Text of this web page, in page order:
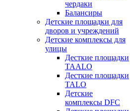
чердаки
Балансиры
Детские площадки для
дворов и учреждений
Детские комплексы для
улицы
Десткие площадки
TAALO
Десткие площадки
TALO
Детские
комплексы DFC